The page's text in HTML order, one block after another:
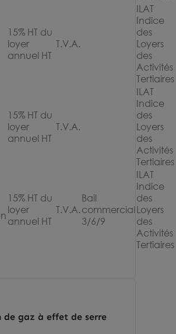
15% HT du
loyer
annuel HT
T.V.A.
ILAT
Indice
des
Loyers
des
Activités
Tertiaires
15% HT du
loyer
annuel HT
T.V.A.
ILAT
Indice
des
Loyers
des
Activités
Tertiaires
15% HT du
loyer
annuel HT
T.V.A.
Bail
commercial
3/6/9
ILAT
Indice
des
Loyers
des
Activités
Tertiaires
de gaz à effet de serre